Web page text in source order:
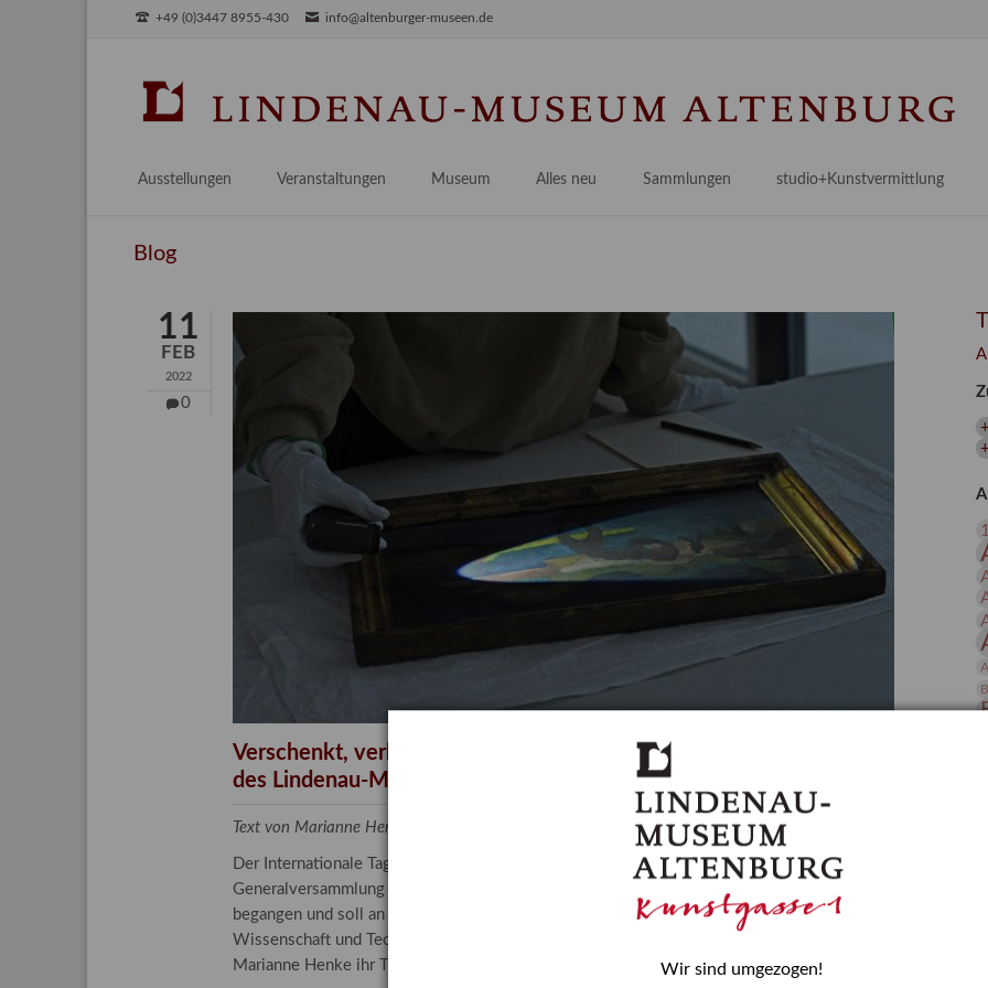
+49 (0)3447 8955-430 info@altenburger-museen.de
Ausstellungen
Aktuell
Veranstaltungen Museum
Praktikum / Praxisprojekt
Bestandskataloge & Editionen
Gesamtverzeichnis
Kalender
Alles neu
Provenienzforschung
Kulturelle Vermittlung
Länderübergreifende kulturtouristische Ziele
Sammlungen
Malerei 17.–19. Jh.
Deutsche Malerei 20./21. Jh.
Grafische Sammlung
Kunstbibliothek
Restaurierung
Forschung
studio+Kunstvermittlung
Angebote für Erwachsene
Angebote für Kitas
Blog
11
FEB
2022
0
Verschenkt, verkauft, vergessen? – Kunstdetektivinnen im Dienste
des Lindenau-Museums
Text von Marianne Henke, Provenienzforscherin am Lindenau-Museum Altenburg
Der Internationale Tag der Frauen und Mädchen in der Wissenschaft wurde 2015 in der
Generalversammlung der Vereinten Nationen beschlossen. Er wird jährlich am 11. Februar
begangen und soll an die entscheidende Rolle erinnern, die Mädchen und Frauen in
Wissenschaft und Technologie spielen. In ihrem Blogbeitrag stellt Provenienzforscherin
Marianne Henke ihr Tätigkeitsfeld vor.
Wir sind umgezogen!